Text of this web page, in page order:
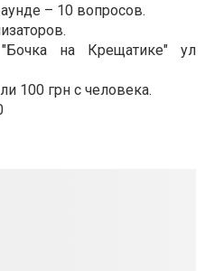
– 10 вопросов.
на Крещатике" ул
100 грн с человека.